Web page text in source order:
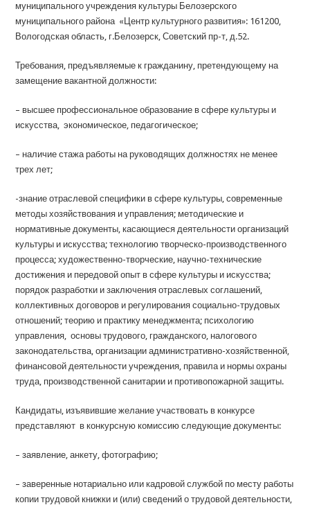
муниципального учреждения культуры Белозерского
муниципального района «Центр культурного развития»: 161200,
Вологодская область, г.Белозерск, Советский пр-т, д.52.
Требования, предъявляемые к гражданину, претендующему на
замещение вакантной должности:
– высшее профессиональное образование в сфере культуры и
искусства, экономическое, педагогическое;
– наличие стажа работы на руководящих должностях не менее
трех лет;
-знание отраслевой специфики в сфере культуры, современные
методы хозяйствования и управления; методические и
нормативные документы, касающиеся деятельности организаций
культуры и искусства; технологию творческо-производственного
процесса; художественно-творческие, научно-технические
достижения и передовой опыт в сфере культуры и искусства;
порядок разработки и заключения отраслевых соглашений,
коллективных договоров и регулирования социально-трудовых
отношений; теорию и практику менеджмента; психологию
управления, основы трудового, гражданского, налогового
законодательства, организации административно-хозяйственной,
финансовой деятельности учреждения, правила и нормы охраны
труда, производственной санитарии и противопожарной защиты.
Кандидаты, изъявившие желание участвовать в конкурсе
представляют в конкурсную комиссию следующие документы:
– заявление, анкету, фотографию;
– заверенные нотариально или кадровой службой по месту работы
копии трудовой книжки и (или) сведений о трудовой деятельности,